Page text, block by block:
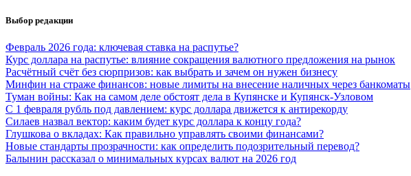
Выбор редакции
Февраль 2026 года: ключевая ставка на распутье?
Курс доллара на распутье: влияние сокращения валютного предложения на рынок
Расчётный счёт без сюрпризов: как выбрать и зачем он нужен бизнесу
Минфин на страже финансов: новые лимиты на внесение наличных через банкоматы
Туман войны: Как на самом деле обстоят дела в Купянске и Купянск-Узловом
С 1 февраля рубль под давлением: курс доллара движется к антирекорду
Силаев назвал вектор: каким будет курс доллара к концу года?
Глушкова о вкладах: Как правильно управлять своими финансами?
Новые стандарты прозрачности: как определить подозрительный перевод?
Балынин рассказал о минимальных курсах валют на 2026 год